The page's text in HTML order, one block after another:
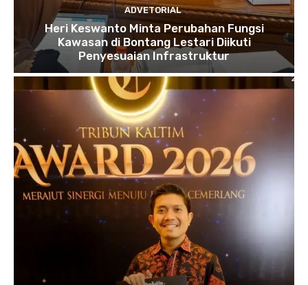
ADVETORIAL
Heri Keswanto Minta Perubahan Fungsi
Kawasan di Bontang Lestari Diikuti
Penyesuaian Infrastruktur